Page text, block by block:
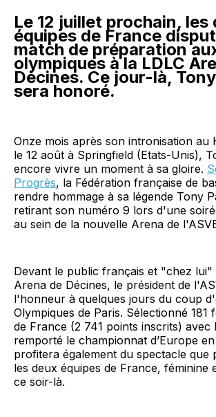
Le 12 juillet prochain, les
équipes de France
match de préparation
olympiques à la LDLC
Décines. Ce jour-là,
sera honoré.
Onze mois après son intronisation au
le 12 août à Springfield (Etats-Unis),
encore vivre un moment à sa gloire.
Progrès, la Fédération française de
rendre hommage à sa légende Tony
retirant son numéro 9 lors d'une
au sein de la nouvelle Arena de
Devant le public français et "chez lui"
Arena de Décines, le président de
l'honneur à quelques jours du coup
Olympiques de Paris. Sélectionné 181
de France (2 741 points inscrits) avec
remporté le championnat d’Europe
profitera également du spectacle que
les deux équipes de France, féminine
ce soir-là.